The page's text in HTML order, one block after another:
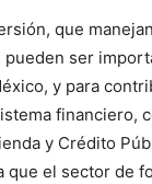
que
ser
y para
financiero,
y Crédito
que el sector de